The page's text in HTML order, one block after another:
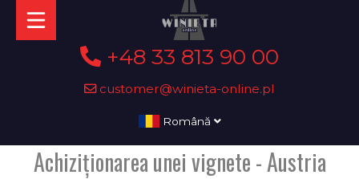
+48 33 813 90 00
customer@winieta-online.pl
Română
Achiziționarea unei vignete - Austria